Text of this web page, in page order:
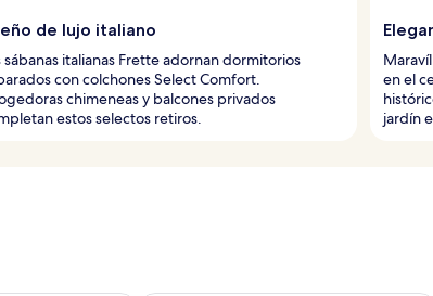
de lujo italiano
sábanas italianas Frette adornan dormitorios
con colchones Select Comfort.
chimeneas y balcones privados
estos selectos retiros.
en el
jardín